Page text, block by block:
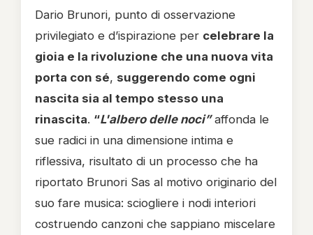
Dario Brunori, punto di osservazione
privilegiato e d’ispirazione per celebrare la
gioia e la rivoluzione che una nuova vita
porta con sé, suggerendo come ogni
nascita sia al tempo stesso una
rinascita. “L'albero delle noci” affonda le
sue radici in una dimensione intima e
riflessiva, risultato di un processo che ha
riportato Brunori Sas al motivo originario del
suo fare musica: sciogliere i nodi interiori
costruendo canzoni che sappiano miscelare